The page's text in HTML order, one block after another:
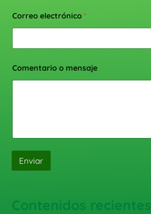
Correo electrónico *
Comentario o mensaje
Enviar
Contenidos recientes